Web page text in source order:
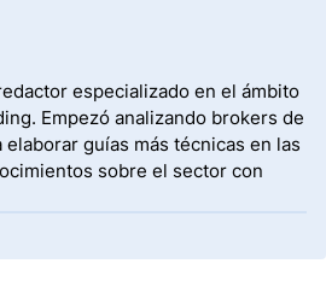
especializado en el ámbito
Empezó analizando brokers de
guías más técnicas en las
sobre el sector con